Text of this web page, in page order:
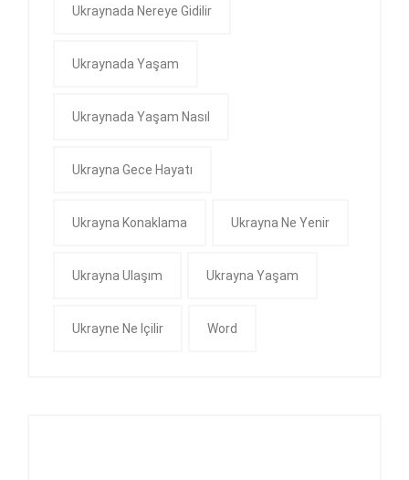
Ukraynada Nereye Gidilir
Ukraynada Yaşam
Ukraynada Yaşam Nasıl
Ukrayna Gece Hayatı
Ukrayna Konaklama Ukrayna Ne Yenir
Ukrayna Ulaşım Ukrayna Yaşam
Ukrayne Ne Içilir Word